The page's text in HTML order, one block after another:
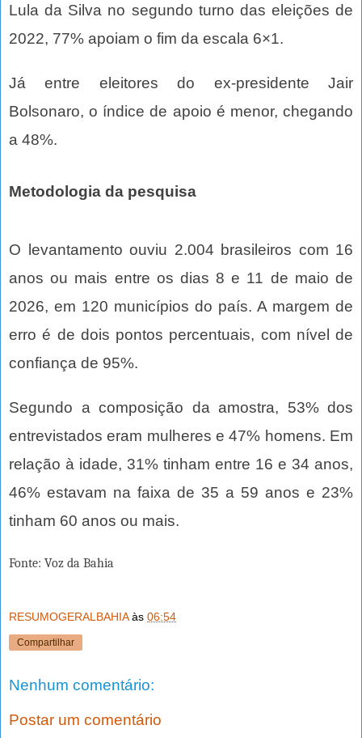
Lula da Silva no segundo turno das eleições de
2022, 77% apoiam o fim da escala 6×1.
Já entre eleitores do ex-presidente Jair
Bolsonaro, o índice de apoio é menor, chegando
a 48%.
Metodologia da pesquisa
O levantamento ouviu 2.004 brasileiros com 16
anos ou mais entre os dias 8 e 11 de maio de
2026, em 120 municípios do país. A margem de
erro é de dois pontos percentuais, com nível de
confiança de 95%.
Segundo a composição da amostra, 53% dos
entrevistados eram mulheres e 47% homens. Em
relação à idade, 31% tinham entre 16 e 34 anos,
46% estavam na faixa de 35 a 59 anos e 23%
tinham 60 anos ou mais.
Fonte: Voz da Bahia
RESUMOGERALBAHIA às 06:54
Compartilhar
Nenhum comentário:
Postar um comentário